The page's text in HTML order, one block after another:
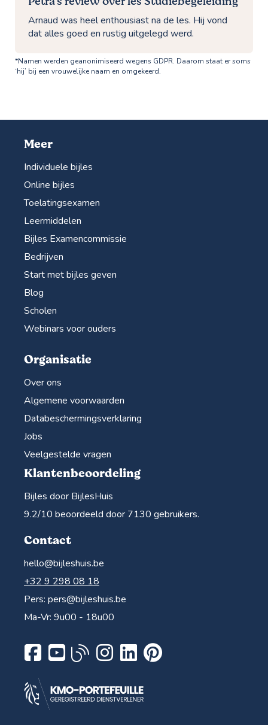
Arnaud was heel enthousiast na de les. Hij vond
dat alles goed en rustig uitgelegd werd.
*Namen werden geanonimiseerd wegens GDPR. Daarom staat er soms
‘hij’ bij een vrouwelijke naam en omgekeerd.
Meer
Individuele bijles
Online bijles
Toelatingsexamen
Leermiddelen
Bijles Examencommissie
Bedrijven
Start met bijles geven
Blog
Scholen
Webinars voor ouders
Organisatie
Over ons
Algemene voorwaarden
Databeschermingsverklaring
Jobs
Veelgestelde vragen
Klantenbeoordeling
Bijles door BijlesHuis
9.2/10 beoordeeld door 7130 gebruikers.
Contact
hello@bijleshuis.be
+32 9 298 08 18
Pers: pers@bijleshuis.be
Ma-Vr: 9u00 - 18u00